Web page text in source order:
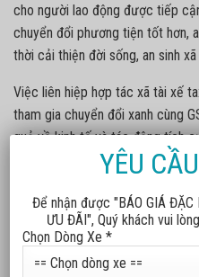
cho người lao động được tiếp
chuyển đổi phương tiện tốt hơn,
thời cải thiện đời sống, an sinh
Việc liên hiệp hợp tác xã tài xế
tham gia chuyển đổi xanh cùng
quả về kinh tế và tác động tích
tô điện. Thỏa thuận hợp tác này
tài xế taxi công nghệ và quyết
chuyên nghiệp, văn minh trong
khách công cộng.
YÊU
Để nhận được "BÁO GIÁ ĐẶC
ƯU ĐÃI", Quý khách vui
Chọn Dòng Xe *